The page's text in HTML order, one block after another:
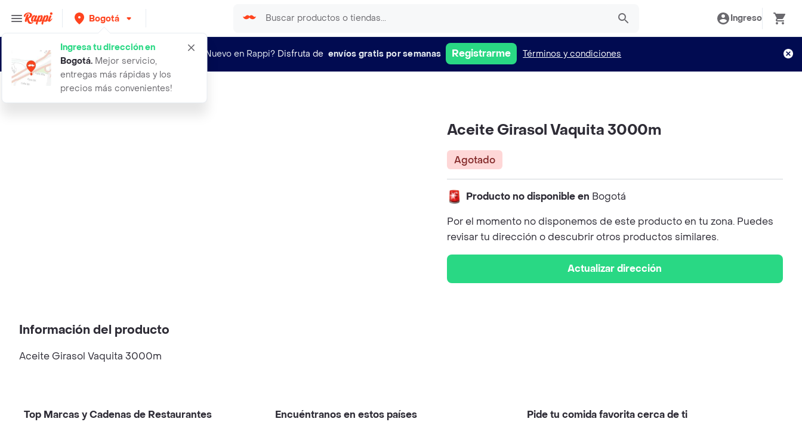
Bogotá
Ingresa tu dirección en
Bogotá. Mejor servicio,
entregas más rápidas y los
precios más convenientes!
Ingreso
¿Nuevo en Rappi? Disfruta de envíos gratis por semanas Registrarme Términos y condiciones
aceite girasol vaquita 3000m
Aceite Girasol Vaquita 3000m
Agotado
Producto no disponible en Bogotá
Por el momento no disponemos de este producto en tu zona. Puedes
revisar tu dirección o descubrir otros productos similares.
Actualizar dirección
Información del producto
Aceite Girasol Vaquita 3000m
Top Marcas y Cadenas de Restaurantes Encuéntranos en estos países Pide tu comida favorita cerca de ti